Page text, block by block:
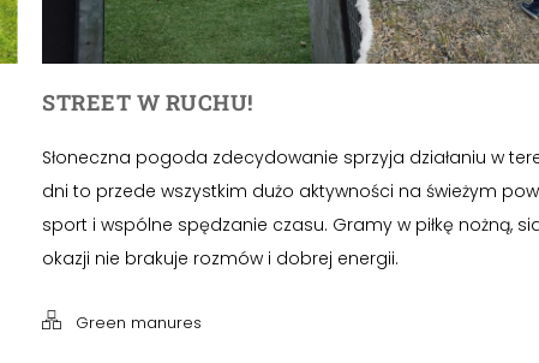
STREET W RUCHU!
Słoneczna pogoda zdecydowanie sprzyja działaniu w
dni to przede wszystkim dużo aktywności na świeżym
sport i wspólne spędzanie czasu. Gramy w piłkę nożną,
okazji nie brakuje rozmów i dobrej energii.
Green manures